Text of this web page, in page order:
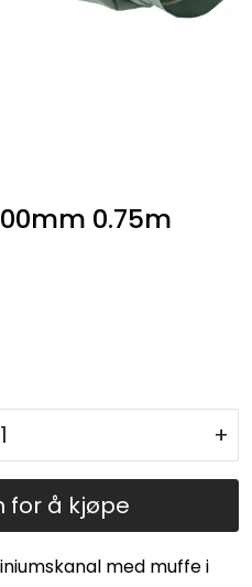
0.75m
+
for å kjøpe
med muffe i